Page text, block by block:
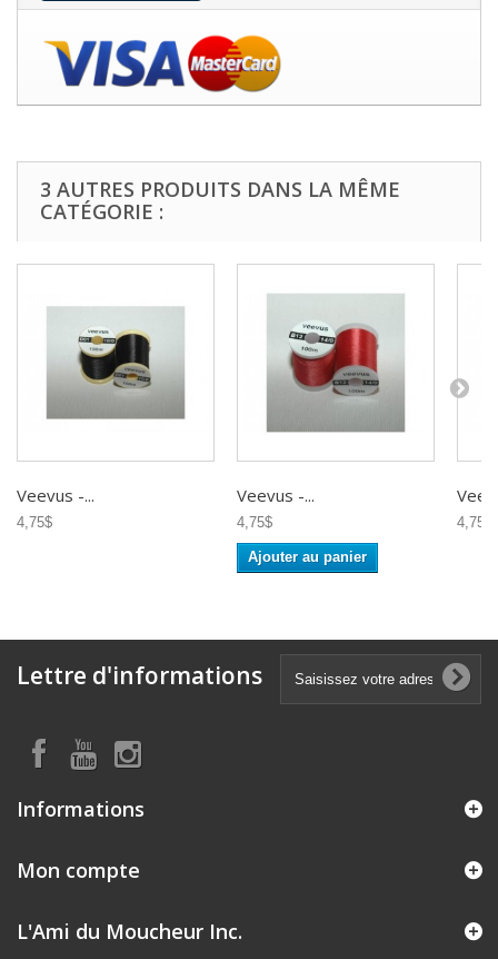
3 AUTRES PRODUITS DANS LA MÊME
CATÉGORIE :
Veevus -...
4,75$
Veevus -...
4,75$
Ajouter au panier
4,75$
Lettre d'informations
Informations
Mon compte
L'Ami du Moucheur Inc.